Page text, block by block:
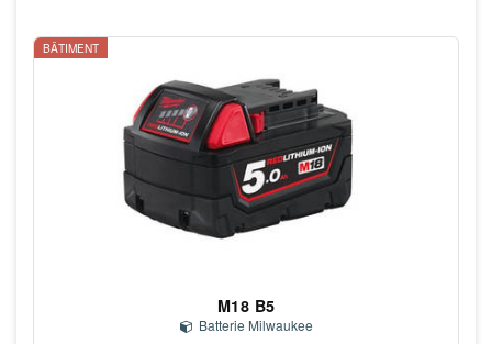
BÂTIMENT
M18 B5
Batterie Milwaukee